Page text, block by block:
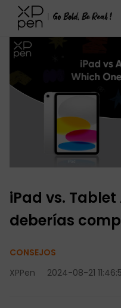
XPPen > Blog > Tutoriales
iPad vs.
deberías
CONSEJOS
XPPen
2024-08-21